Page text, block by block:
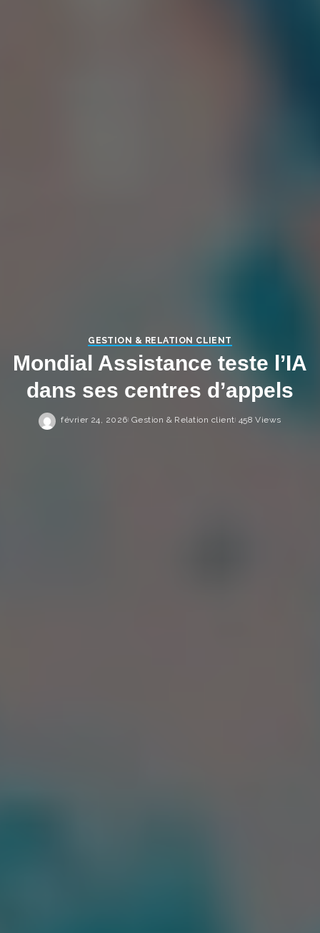
GESTION & RELATION CLIENT
Mondial Assistance teste l’IA
dans ses centres d’appels
février 24, 2026 Gestion & Relation client 458 Views